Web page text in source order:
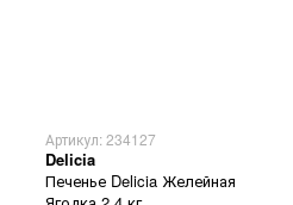
Артикул: 234127
Delicia
Печенье Delicia Желейная